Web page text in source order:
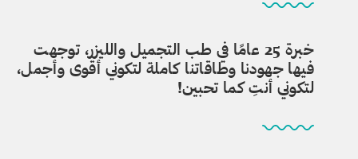
خبرة 25 عامًا في طب التجميل والليزر، توجهت
فيها جهودنا وطاقاتنا كاملة لتكوني أقوى وأجمل،
لتكوني أنتِ كما تحبين!